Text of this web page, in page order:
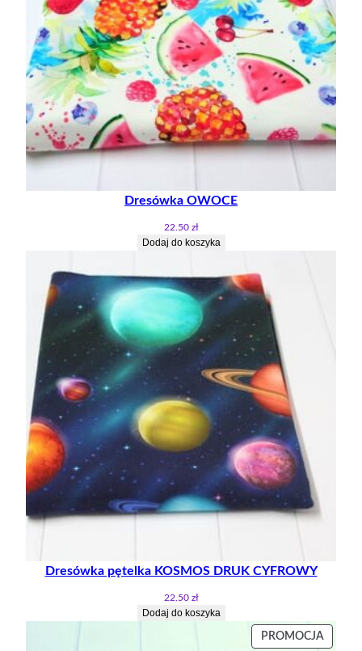
Dresówka OWOCE
22.50 zł
Dodaj do koszyka
Dresówka pętelka KOSMOS DRUK CYFROWY
22.50 zł
Dodaj do koszyka
PROMOCJA